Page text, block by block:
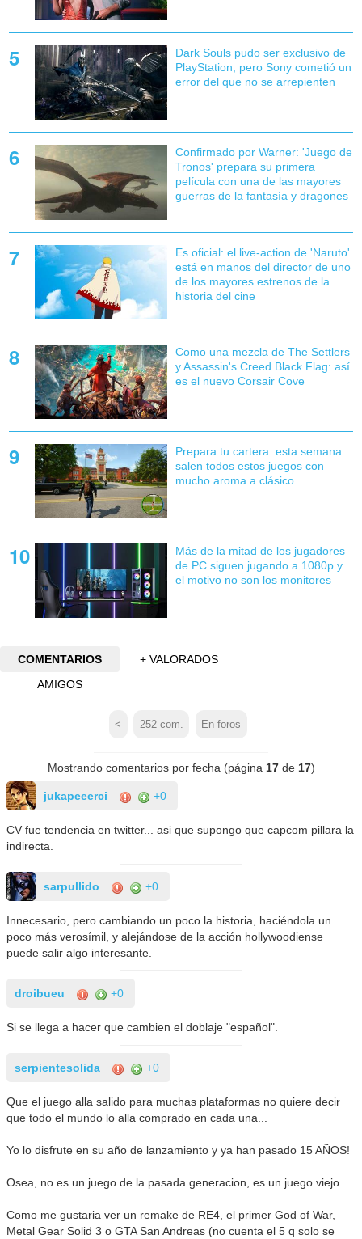
Dark Souls pudo ser exclusivo de
PlayStation, pero Sony cometió un
error del que no se arrepienten
Confirmado por Warner: 'Juego de
Tronos' prepara su primera
película con una de las mayores
guerras de la fantasía y dragones
Es oficial: el live-action de 'Naruto'
está en manos del director de uno
de los mayores estrenos de la
historia del cine
Como una mezcla de The Settlers
y Assassin's Creed Black Flag: así
es el nuevo Corsair Cove
Prepara tu cartera: esta semana
salen todos estos juegos con
mucho aroma a clásico
Más de la mitad de los jugadores
de PC siguen jugando a 1080p y
el motivo no son los monitores
COMENTARIOS
+ VALORADOS
AMIGOS
< 252com. En foros
Mostrando comentarios por fecha (página 17de 17)
jukapeeerci +0
CV fue tendencia en twitter... asi que supongo que capcom pillara la
indirecta.
sarpullido +0
Innecesario, pero cambiando un poco la historia, haciéndola un
poco más verosímil, y alejándose de la acción hollywoodiense
puede salir algo interesante.
droibueu +0
Si se llega a hacer que cambien el doblaje "español".
serpientesolida +0
Que el juego alla salido para muchas plataformas no quiere decir
que todo el mundo lo alla comprado en cada una...
Yo lo disfrute en su año de lanzamiento y ya han pasado 15 AÑOS!
Osea, no es un juego de la pasada generacion, es un juego viejo.
Como me gustaria ver un remake de RE4, el primer God of War,
Metal Gear Solid 3 o GTA San Andreas (no cuenta el 5 q solo se